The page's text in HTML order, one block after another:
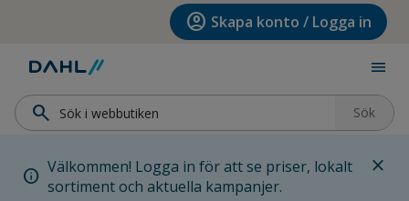
Hoppa till huvudinnehållet account_circle Skapa konto / Logga in
menu
search Sök
info Välkommen! Logga in för att se priser, lokalt
sortiment och aktuella kampanjer.
close